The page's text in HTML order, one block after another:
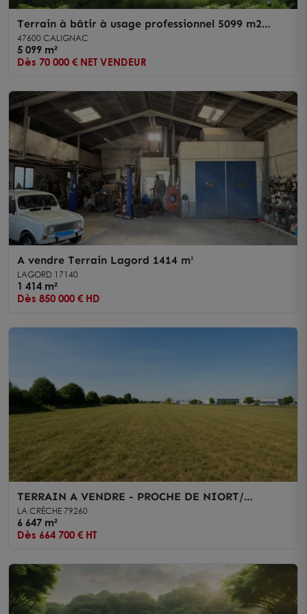
Terrain à bâtir à usage professionnel 5099 m2
CALIGNAC
47600 CALIGNAC
5 099 m²
Dès 70 000 € NET VENDEUR
A vendre Terrain Lagord 1414 m²
LAGORD 17140
1 414 m²
Dès 850 000 € HD
TERRAIN A VENDRE - PROCHE DE NIORT/
AUTOROUTE A10
LA CRÈCHE 79260
6 647 m²
Dès 664 700 € HT